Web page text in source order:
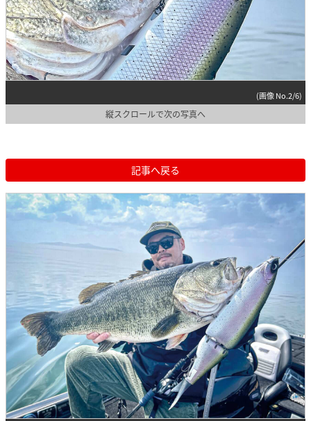
(画像 No.2/6)
縦スクロールで次の写真へ
記事へ戻る